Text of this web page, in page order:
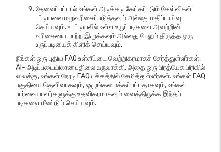
தேவைப்பட்டால் உங்கள் அடிக்கடி கேட்கப்படும் கேள்விகள்
பட்டியலை மறுவரிசைப்படுத்தவும் அல்லது மதிப்பாய்வு
செய்யவும். • பட்டியலில் உள்ள உருப்படிகளை அவற்றின்
வரிசையை மாற்ற இழுக்கவும் அல்லது மேலும் திருத்த ஒரு
உருப்படியைக் கிளிக் செய்யவும்.
நீங்கள் ஒரு புதிய FAQ உள்ளீட்டை வெற்றிகரமாகச் சேர்த்துள்ளீர்கள்,
AI- அடிப்படையிலான பதிலை உருவாக்கி, அதை ஒரு பிரத்யேக பிரிவில்
வைத்து, உங்கள் நேரடி FAQ பக்கத்தில் சேமித்துள்ளீர்கள். உங்கள் FAQ
பகுதியை தெளிவாகவும், ஒழுங்கமைக்கப்பட்டதாகவும், உங்கள்
பார்வையாளர்களுக்கு உதவிகரமாகவும் வைத்திருக்க இந்தப்
படிகளை மீண்டும் செய்யவும்.